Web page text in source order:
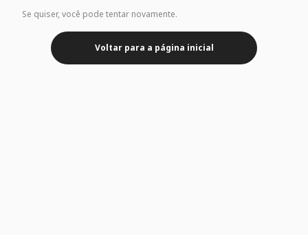
Se quiser, você pode tentar novamente.
Voltar para a página inicial